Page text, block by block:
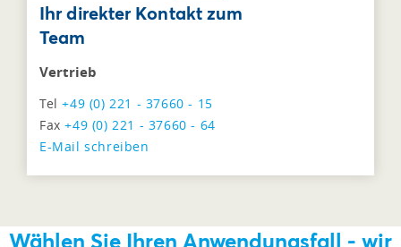
Ihr direkter Kontakt zum
Team
Vertrieb
Tel+49 (0) 221 - 37660 - 15
Fax+49 (0) 221 - 37660 - 64
E-Mail schreiben
Wählen Sie Ihren Anwendungsfall - wir